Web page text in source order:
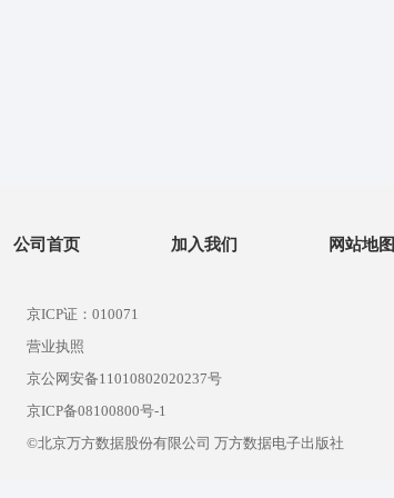
公司首页 加入我们 网站地图
京ICP证：010071
营业执照
京公网安备11010802020237号
京ICP备08100800号-1
©北京万方数据股份有限公司 万方数据电子出版社